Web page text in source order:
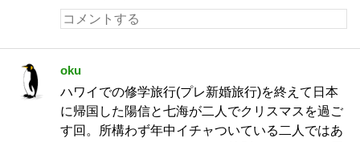
oku
ハワイでの修学旅行(プレ新婚旅行)を終えて日本
に帰国した陽信と七海が二人でクリスマスを過ご
す回。所構わず年中イチャついている二人ではあ